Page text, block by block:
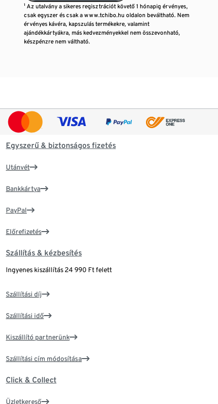
¹ Az utalvány a sikeres regisztrációt követő 1 hónapig érvényes,
csak egyszer és csak a www.tchibo.hu oldalon beváltható. Nem
érvényes kávéra, kapszulás termékekre, valamint
ajándékkártyákra, más kedvezményekkel nem összevonható,
készpénzre nem váltható.
Egyszerű & biztonságos fizetés
Utánvét
Bankkártya
PayPal
Előrefizetés
Szállítás & kézbesítés
Ingyenes kiszállítás 24 990 Ft felett
Szállítási díj
Szállítási idő
Kiszállító partnerünk
Szállítási cím módosítása
Click & Collect
Üzletkereső